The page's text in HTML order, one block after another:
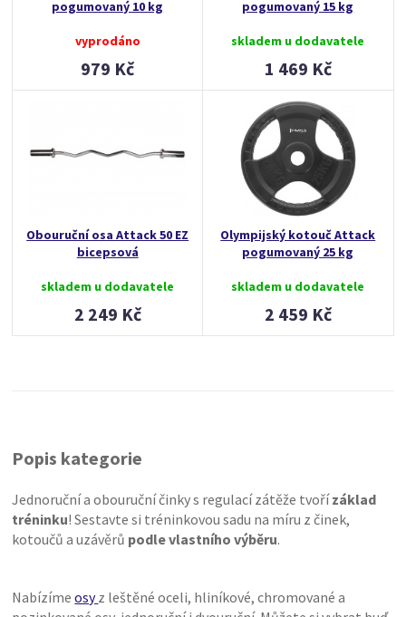
pogumovaný 10 kg
vyprodáno
979 Kč
pogumovaný 15 kg
skladem u dodavatele
1 469 Kč
Obouruční osa Attack 50 EZ
bicepsová
skladem u dodavatele
2 249 Kč
Olympijský kotouč Attack
pogumovaný 25 kg
skladem u dodavatele
2 459 Kč
Popis kategorie
Jednoruční a obouruční činky s regulací zátěže tvořízáklad
tréninku! Sestavte si tréninkovou sadu na míru z činek,
kotoučů a uzávěrů podle vlastního výběru.
Nabízímeosyz leštěné oceli, hliníkové, chromované a